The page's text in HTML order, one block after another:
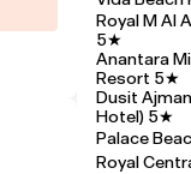
Royal M Al
5★
Anantara
Resort 5★
Dusit
Hotel) 5★
Palace
Royal